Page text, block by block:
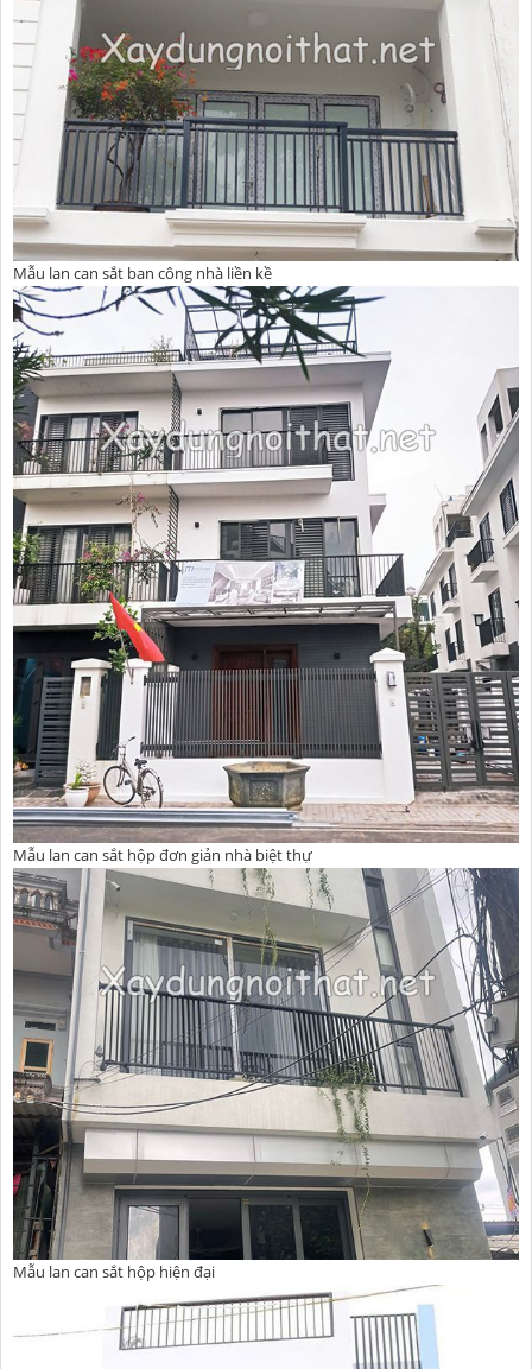
Mẫu lan can sắt ban công nhà liền kề
Mẫu lan can sắt hộp đơn giản nhà biệt thự
Mẫu lan can sắt hộp hiện đại